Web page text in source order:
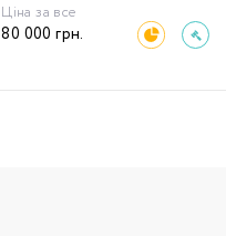
Ціна за все
80 000 грн.